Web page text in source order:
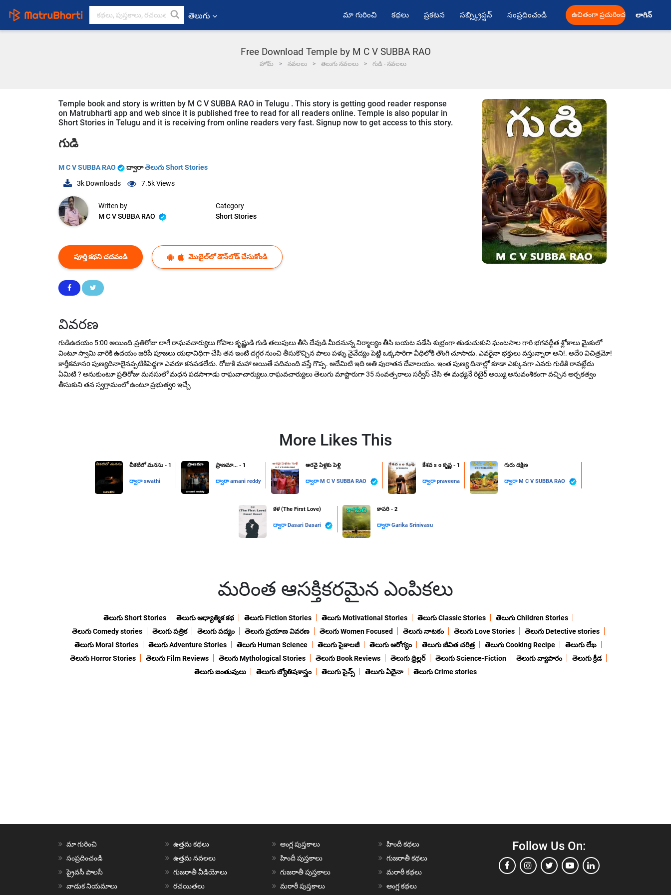
తెలుగు మా గురించి కథలు ప్రకటన సబ్స్క్రిప్షన్ సంప్రదించండి ఉచితంగా ప్రచురించండి లాగిన్
Free Download Temple by M C V SUBBA RAO
హోమ్ నవలలు తెలుగు నవలలు గుడి - నవలలు
Temple book and story is written by M C V SUBBA RAO in Telugu . This story is getting good reader response
on Matrubharti app and web since it is published free to read for all readers online. Temple is also popular in
Short Stories in Telugu and it is receiving from online readers very fast. Signup now to get access to this story.
గుడి
M C V SUBBA RAO ద్వారాతెలుగు Short Stories
3k Downloads 7.5kViews
Writen by
M C V SUBBA RAO
Category
Short Stories
పూర్తి కథని చదవండి మొబైల్‌లో డౌన్‌లోడ్ చేసుకోండి
వివరణ
గుడిఉదయం 5:00 అయింది.ప్రతిరోజు లాగే రాఘవచార్యులు గోపాల కృష్ణుడి గుడి తలుపులు తీసి దేవుడి మీదనున్న నిర్మాల్యం తీసి బయట పడేసి శుభ్రంగా తుడుచుకుని ఘంటసాల గారి భగవద్గీత శ్లోకాలు మైకులో
వింటూ స్వామి వారికి ఉదయం జరిపే పూజలు యధావిధిగా చేసి తన ఇంటి దగ్గర నుంచి తీసుకొచ్చిన పాలు పళ్ళు నైవేద్యం పెట్టి ఒక్కసారిగా వీధిలోకి తొంగి చూసాడు. ఎవరైనా భక్తులు వస్తున్నారా అని!. అదేo విచిత్రమో!
కార్తీకమాసo పుణ్యదినాలైనప్పటికిపెద్దగా ఎవరూ కనపడలేదు. రోజుకి మహా అయితే పదిమంది వస్తే గొప్ప. అదేమిటి ఇది అతి పురాతన దేవాలయం. ఇంత పుణ్య దినాల్లో కూడా ఎక్కువగా ఎవరు గుడికి రావట్లేదు
ఏమిటి ? అనుకుంటూ ప్రతిరోజు మనసులో మధన పడసాగాడు రాఘవాచార్యులు.రాఘవచార్యులు తెలుగు మాస్టారుగా 35 సంవత్సరాలు సర్వీస్ చేసి ఈ మధ్యనే రిటైర్ అయ్యి అనువంశికంగా వచ్చిన అర్చకత్వం
తీసుకుని తన స్వగ్రామంలో ఉంటూ ప్రభుత్వo ఇచ్చే
More Likes This
చీకటిలో మనసు - 1
ద్వారాswathi
ప్రాణమా... - 1
ద్వారాamani reddy
అరవై ఏళ్లకు పెళ్లి
ద్వారా M C V SUBBA RAO
కేశవ s o కృష్ణ - 1
ద్వారాpraveena
గురు దక్షిణ
ద్వారా M C V SUBBA RAO
కళ (The First Love)
ద్వారా Dasari Dasari
కాపరి - 2
ద్వారాGarika Srinivasu
మరింత ఆసక్తికరమైన ఎంపికలు
తెలుగు Short Stories తెలుగు ఆధ్యాత్మిక కథ తెలుగు Fiction Stories తెలుగు Motivational Stories తెలుగు Classic Stories
తెలుగు Children Stories
తెలుగు Comedy stories
తెలుగు పత్రిక తెలుగు పద్యం తెలుగు ప్రయాణ వివరణ తెలుగు Women Focused తెలుగు నాటకం తెలుగు Love Stories
తెలుగు Detective stories
తెలుగు Moral Stories
తెలుగు Adventure Stories తెలుగు Human Science తెలుగు సైకాలజీ తెలుగు ఆరోగ్యం తెలుగు జీవిత చరిత్ర తెలుగు Cooking Recipe
తెలుగు లేఖ
తెలుగు Horror Stories
తెలుగు Film Reviews తెలుగు Mythological Stories తెలుగు Book Reviews తెలుగు థ్రిల్లర్ తెలుగు Science-Fiction తెలుగు వ్యాపారం
తెలుగు క్రీడ
తెలుగు జంతువులు
తెలుగు జ్యోతిషశాస్త్రం తెలుగు సైన్స్ తెలుగు ఏదైనా తెలుగు Crime stories
మా గురించి
సంప్రదించండి
ప్రైవసీ పాలసీ
వాడుక నియమాలు
ఉత్తమ కథలు
ఉత్తమ నవలలు
గుజరాతీ వీడియోలు
రచయితలు
ఆంగ్ల పుస్తకాలు
హిందీ పుస్తకాలు
గుజరాతీ పుస్తకాలు
మరాఠీ పుస్తకాలు
హిందీ కథలు
గుజరాతీ కథలు
మరాఠీ కథలు
ఆంగ్ల కథలు
Follow Us On: